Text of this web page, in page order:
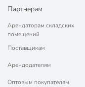
Партнерам
Арендаторам складских
помещений
Поставщикам
Арендодателям
Оптовым покупателям